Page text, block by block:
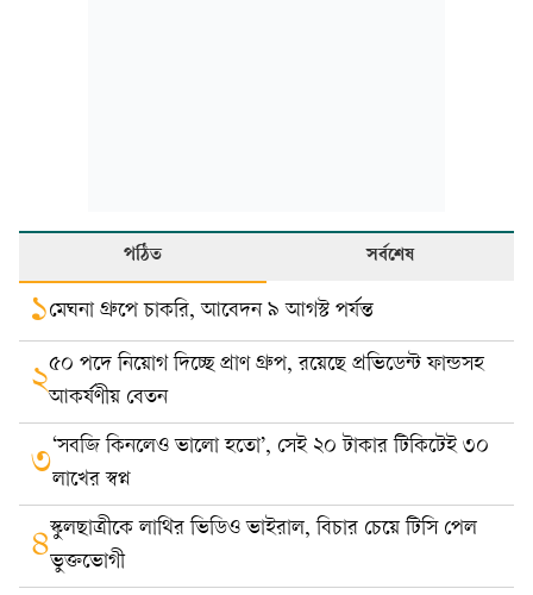
পঠিত সর্বশেষ
১মেঘনা গ্রুপে চাকরি, আবেদন ৯ আগস্ট পর্যন্ত
২৫০ পদে নিয়োগ দিচ্ছে প্রাণ গ্রুপ, রয়েছে প্রভিডেন্ট ফান্ডসহ
আকর্ষণীয় বেতন
৩‘সবজি কিনলেও ভালো হতো’, সেই ২০ টাকার টিকিটেই ৩০
লাখের স্বপ্ন
৪স্কুলছাত্রীকে লাথির ভিডিও ভাইরাল, বিচার চেয়ে টিসি পেল
ভুক্তভোগী